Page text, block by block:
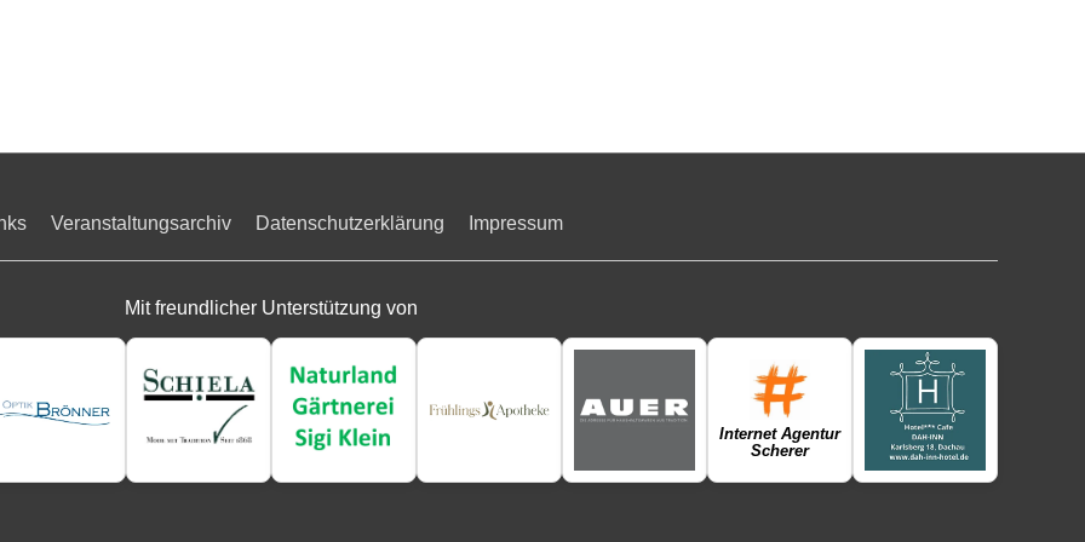
Veranstaltungsarchiv Datenschutzerklärung Impressum
Mit freundlicher Unterstützung von
Internet Agentur
Scherer